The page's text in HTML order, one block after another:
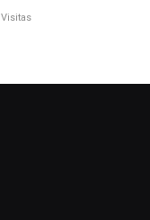
Visitas